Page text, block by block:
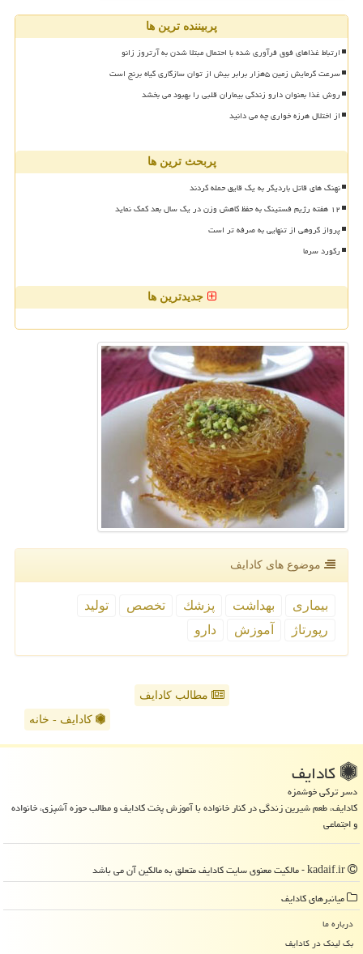
پربیننده ترین ها
ارتباط غذاهای فوق فرآوری شده با احتمال مبتلا شدن به آرتروز زانو
سرعت گرمایش زمین ۵هزار برابر بیش از توان سازگاری گیاه برنج است
روش غذا بعنوان دارو زندگی بیماران قلبی را بهبود می بخشد
از اختلال هرزه خواری چه می دانید
پربحث ترین ها
نهنگ های قاتل باردیگر به یک قایق حمله کردند
۱۲ هفته رژیم فستینگ به حفظ کاهش وزن در یک سال بعد کمک نماید
پرواز گروهی از تنهایی به صرفه تر است
رکورد سرما
جدیدترین ها
موضوع های كادایف
بیماری بهداشت پزشك تخصص
تولید
رپورتاژ
آموزش دارو
مطالب کادایف
کادایف - خانه
كادایف
دسر ترکی خوشمزه
کادایف، طعم شیرین زندگی در کنار خانواده با آموزش پخت کادایف و مطالب حوزه آشپزی، خانواده
و اجتماعی
میانبرهای كادایف
درباره ما
بک لینک در كادایف